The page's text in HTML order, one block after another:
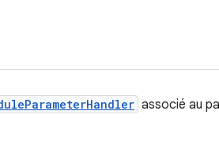
associé au